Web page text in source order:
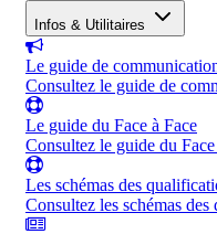
Infos & Utilitaires
Le guide de
Consultez le guide de
Le guide du Face à Face
Consultez le guide du
Les schémas des
Consultez les schémas